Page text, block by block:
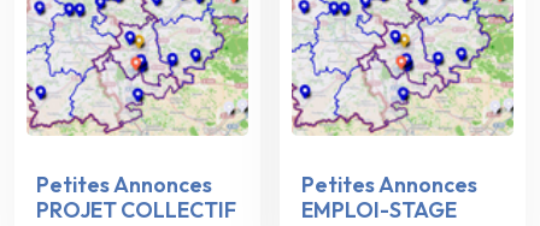
Petites Annonces
PROJET COLLECTIF
Petites Annonces
EMPLOI-STAGE